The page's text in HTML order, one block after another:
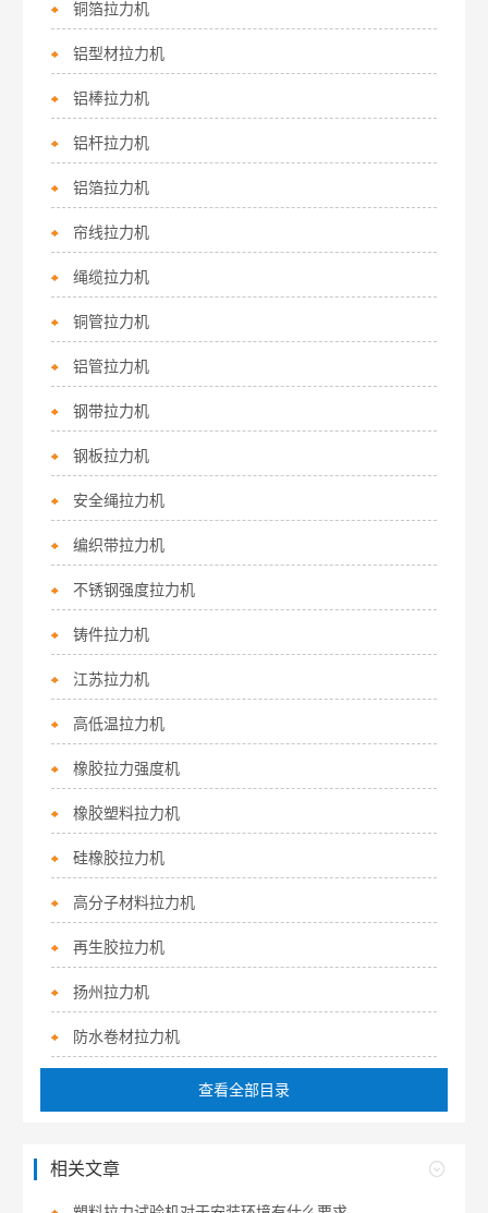
铜箔拉力机
铝型材拉力机
铝棒拉力机
铝杆拉力机
铝箔拉力机
帘线拉力机
绳缆拉力机
铜管拉力机
铝管拉力机
钢带拉力机
钢板拉力机
安全绳拉力机
编织带拉力机
不锈钢强度拉力机
铸件拉力机
江苏拉力机
高低温拉力机
橡胶拉力强度机
橡胶塑料拉力机
硅橡胶拉力机
高分子材料拉力机
再生胶拉力机
扬州拉力机
防水卷材拉力机
查看全部目录
相关文章